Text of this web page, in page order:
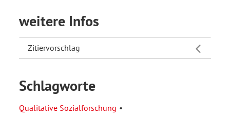
weitere Infos
Zitiervorschlag
Schlagworte
Qualitative Sozialforschung